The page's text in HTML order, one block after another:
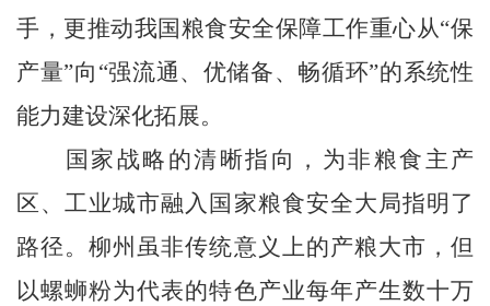
手，更推动我国粮食安全保障工作重心从“保
产量”向“强流通、优储备、畅循环”的系统性
能力建设深化拓展。
国家战略的清晰指向，为非粮食主产
区、工业城市融入国家粮食安全大局指明了
路径。柳州虽非传统意义上的产粮大市，但
以螺蛳粉为代表的特色产业每年产生数十万